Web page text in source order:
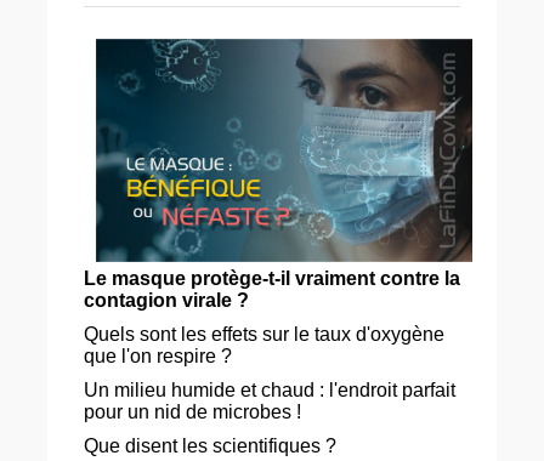
Le masque protège-t-il vraiment contre la
contagion virale ?
Quels sont les effets sur le taux d'oxygène
que l'on respire ?
Un milieu humide et chaud : l'endroit parfait
pour un nid de microbes !
Que disent les scientifiques ?